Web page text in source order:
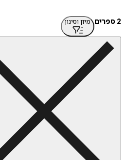
2 ספרים מיון וסינון